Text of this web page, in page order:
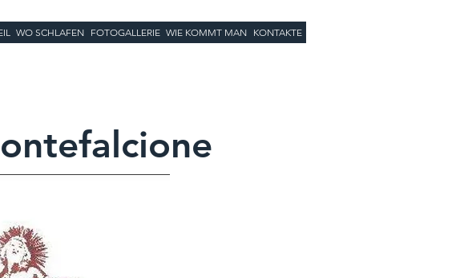
WO SCHLAFEN FOTOGALLERIE WIE KOMMT MAN KONTAKTE